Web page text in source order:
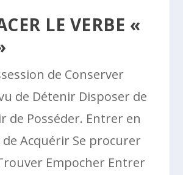
LE VERBE «
de Conserver
de Détenir Disposer de
de Posséder. Entrer en
Acquérir Se procurer
Empocher Entrer